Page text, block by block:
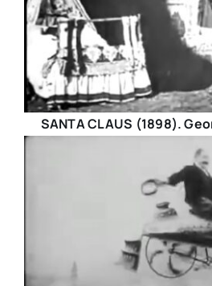
SANTA CLAUS (1898).